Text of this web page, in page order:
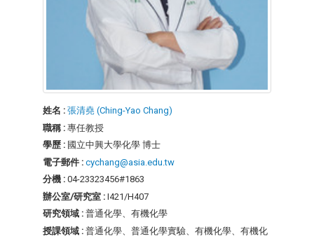
姓名 : 張清堯 (Ching-Yao Chang)
職稱 : 專任教授
學歷 : 國立中興大學化學 博士
電子郵件 : cychang@asia.edu.tw
分機 : 04-23323456#1863
辦公室/研究室 : I421/H407
研究領域 : 普通化學、有機化學
授課領域 : 普通化學、普通化學實驗、有機化學、有機化